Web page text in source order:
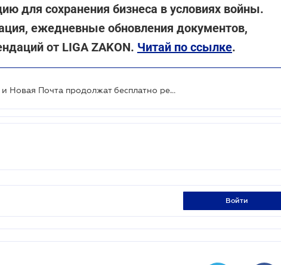
для сохранения бизнеса в условиях войны.
ежедневные обновления документов,
от LIGA ZAKON. Читай по ссылке.
В 2023 году Дия.Бизнес и Новая Почта продолжат бесплатно релоцировать бизнес
войти